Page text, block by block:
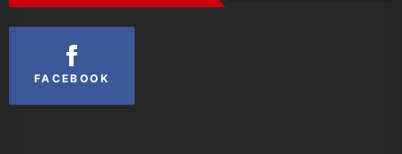
FACEBOOK